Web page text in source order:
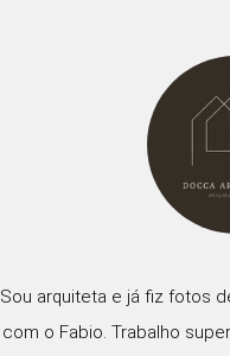
Sou arquiteta e já fiz fotos
com o Fabio. Trabalho